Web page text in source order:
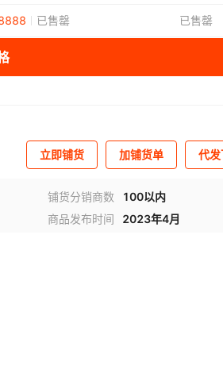
已售罄 已售罄
立即铺货 加铺货单 代
铺货分销商数
100以内
商品发布时间 2023年4月